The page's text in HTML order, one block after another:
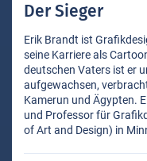
Der Sieger
Erik Brandt ist
seine Karriere als
deutschen Vaters ist er
aufgewachsen,
Kamerun und Ägypten.
und Professor für
of Art and Design) in